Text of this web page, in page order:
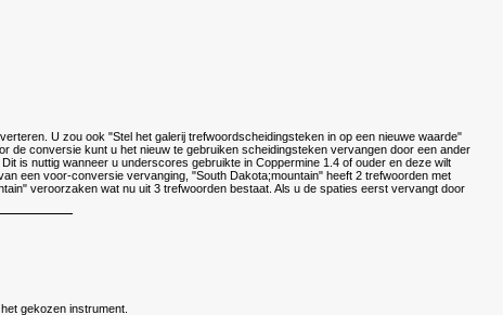
U zou ook "Stel het galerij trefwoordscheidingsteken in op een nieuwe waarde"
de conversie kunt u het nieuw te gebruiken scheidingsteken vervangen door een ander
is nuttig wanneer u underscores gebruikte in Coppermine 1.4 of ouder en deze wilt
een voor-conversie vervanging, "South Dakota;mountain" heeft 2 trefwoorden met
veroorzaken wat nu uit 3 trefwoorden bestaat. Als u de spaties eerst vervangt door
gekozen instrument.